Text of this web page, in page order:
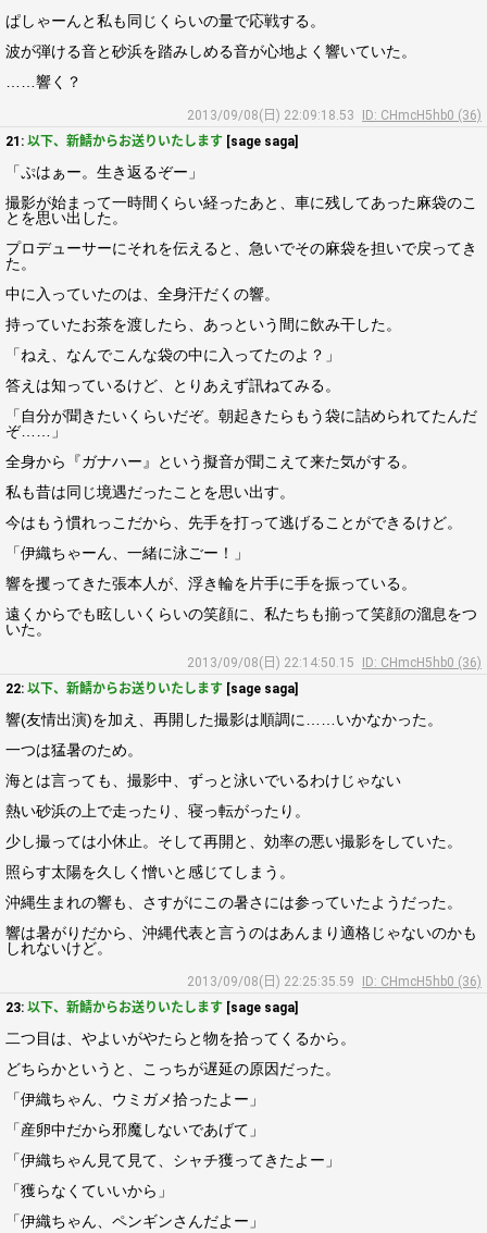
ぱしゃーんと私も同じくらいの量で応戦する。
波が弾ける音と砂浜を踏みしめる音が心地よく響いていた。
……響く？
2013/09/08(日) 22:09:18.53
ID: CHmcH5hb0 (36)
21: 以下、新鯖からお送りいたします [sage saga]
「ぷはぁー。生き返るぞー」
撮影が始まって一時間くらい経ったあと、車に残してあった麻袋のこ
とを思い出した。
プロデューサーにそれを伝えると、急いでその麻袋を担いで戻ってき
た。
中に入っていたのは、全身汗だくの響。
持っていたお茶を渡したら、あっという間に飲み干した。
「ねえ、なんでこんな袋の中に入ってたのよ？」
答えは知っているけど、とりあえず訊ねてみる。
「自分が聞きたいくらいだぞ。朝起きたらもう袋に詰められてたんだ
ぞ……」
全身から『ガナハー』という擬音が聞こえて来た気がする。
私も昔は同じ境遇だったことを思い出す。
今はもう慣れっこだから、先手を打って逃げることができるけど。
「伊織ちゃーん、一緒に泳ごー！」
響を攫ってきた張本人が、浮き輪を片手に手を振っている。
遠くからでも眩しいくらいの笑顔に、私たちも揃って笑顔の溜息をつ
いた。
2013/09/08(日) 22:14:50.15
ID: CHmcH5hb0 (36)
22: 以下、新鯖からお送りいたします [sage saga]
響(友情出演)を加え、再開した撮影は順調に……いかなかった。
一つは猛暑のため。
海とは言っても、撮影中、ずっと泳いでいるわけじゃない
熱い砂浜の上で走ったり、寝っ転がったり。
少し撮っては小休止。そして再開と、効率の悪い撮影をしていた。
照らす太陽を久しく憎いと感じてしまう。
沖縄生まれの響も、さすがにこの暑さには参っていたようだった。
響は暑がりだから、沖縄代表と言うのはあんまり適格じゃないのかも
しれないけど。
2013/09/08(日) 22:25:35.59
ID: CHmcH5hb0 (36)
23: 以下、新鯖からお送りいたします [sage saga]
二つ目は、やよいがやたらと物を拾ってくるから。
どちらかというと、こっちが遅延の原因だった。
「伊織ちゃん、ウミガメ拾ったよー」
「産卵中だから邪魔しないであげて」
「伊織ちゃん見て見て、シャチ獲ってきたよー」
「獲らなくていいから」
「伊織ちゃん、ペンギンさんだよー」